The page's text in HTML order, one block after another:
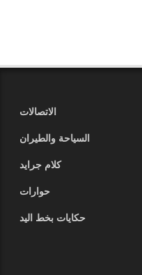
الاتصالات
السياحة والطيران
كلام جرايد
حوارات
حكايات بخط اليد